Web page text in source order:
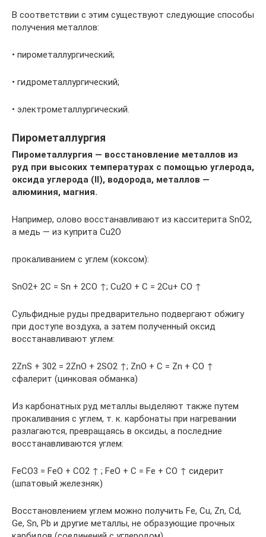
В соответствии с этим существуют следующие способы
получения металлов:
• пирометаллургический;
• гидрометаллургический;
• электрометаллургический.
Пирометаллургия
Пирометаллургия — восстановление металлов из
руд при высоких температурах с помощью углерода,
оксида углерода (II), водорода, металлов —
алюминия, магния.
Например, олово восстанавливают из касситерита SnО2,
а медь — из куприта Cu2O
прокаливанием с углем (коксом):
SnО2+ 2С = Sn + 2СО ↑; Cu2O + С = 2Cu+ СО ↑
Сульфидные руды предварительно подвергают обжигу
при доступе воздуха, а затем полученный оксид
восстанавливают углем:
2ZnS + 302 = 2ZnО + 2SO2 ↑; ZnО + С = Zn + СО ↑
сфалерит (цинковая обманка)
Из карбонатных руд металлы выделяют также путем
прокаливания с углем, т. к. карбонаты при нагревании
разлагаются, превращаясь в оксиды, а последние
восстанавливаются углем:
FeСO3 = FеО + СO2 ↑ ; FеО + С = Fе + СО ↑ сидерит
(шпатовый железняк)
Восстановлением углем можно получить Fе, Сu, Zn, Сd,
Ge, Sn, Рb и другие металлы, не образующие прочных